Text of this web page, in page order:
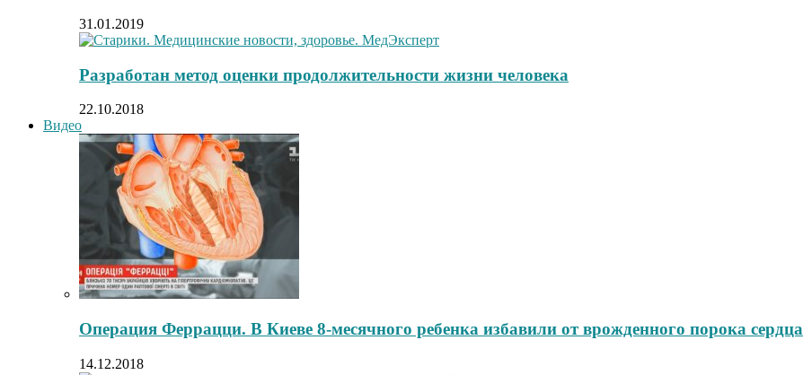
31.01.2019
Разработан метод оценки продолжительности жизни человека
22.10.2018
Видео
Операция Феррацци. В Киеве 8-месячного ребенка избавили от врожденного порока сердца
14.12.2018